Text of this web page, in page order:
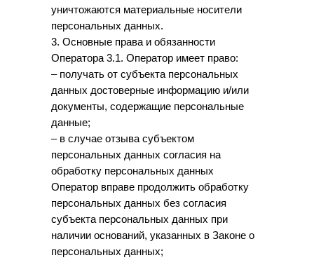
уничтожаются материальные носители
персональных данных.
3. Основные права и обязанности
Оператора 3.1. Оператор имеет право:
– получать от субъекта персональных
данных достоверные информацию и/или
документы, содержащие персональные
данные;
– в случае отзыва субъектом
персональных данных согласия на
обработку персональных данных
Оператор вправе продолжить обработку
персональных данных без согласия
субъекта персональных данных при
наличии оснований, указанных в Законе о
персональных данных;